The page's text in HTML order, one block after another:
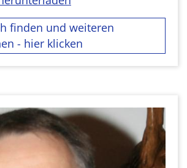
finden und weiteren
- hier klicken